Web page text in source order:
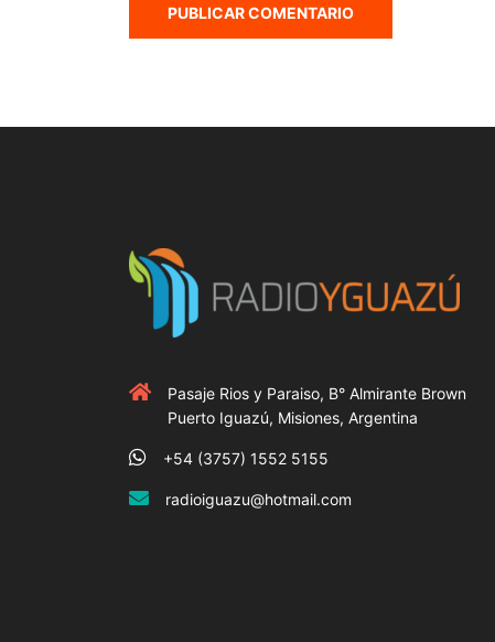
Pasaje Rios y Paraiso, B° Almirante Brown
Puerto Iguazú, Misiones, Argentina
+54 (3757) 1552 5155
radioiguazu@hotmail.com